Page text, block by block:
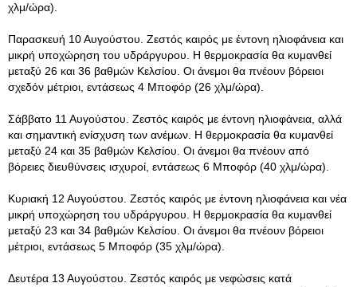
χλμ/ώρα).
Παρασκευή 10 Αυγούστου. Ζεστός καιρός με έντονη ηλιοφάνεια και
μικρή υποχώρηση του υδράργυρου. Η θερμοκρασία θα κυμανθεί
μεταξύ 26 και 36 βαθμών Κελσίου. Οι άνεμοι θα πνέουν βόρειοι
σχεδόν μέτριοι, εντάσεως 4 Μποφόρ (26 χλμ/ώρα).
Σάββατο 11 Αυγούστου. Ζεστός καιρός με έντονη ηλιοφάνεια, αλλά
και σημαντική ενίσχυση των ανέμων. Η θερμοκρασία θα κυμανθεί
μεταξύ 24 και 35 βαθμών Κελσίου. Οι άνεμοι θα πνέουν από
βόρειες διευθύνσεις ισχυροί, εντάσεως 6 Μποφόρ (40 χλμ/ώρα).
Κυριακή 12 Αυγούστου. Ζεστός καιρός με έντονη ηλιοφάνεια και νέα
μικρή υποχώρηση του υδράργυρου. Η θερμοκρασία θα κυμανθεί
μεταξύ 23 και 34 βαθμών Κελσίου. Οι άνεμοι θα πνέουν βόρειοι
μέτριοι, εντάσεως 5 Μποφόρ (35 χλμ/ώρα).
Δευτέρα 13 Αυγούστου. Ζεστός καιρός με νεφώσεις κατά